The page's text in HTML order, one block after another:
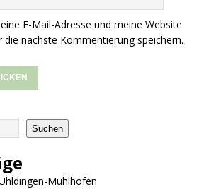
E-Mail-Adresse und meine Website
nächste Kommentierung speichern.
Suchen
Mühlhofen